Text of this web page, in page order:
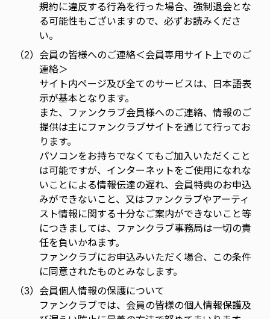
規約に違反する行為を行った場合、強制退会とな
る可能性もございますので、必ずお読みくださ
い。
（2） 会員の皆様へのご連絡＜会員専用サイト上でのご
連絡＞
サイト内ページ及び全てのサービスは、日本語表
示が基本となります。
また、ファンクラブ会員様へのご連絡、情報のご
提供は主にファンクラブサイトを通じて行ってお
ります。
パソコンをお持ちでなくてもご加入いただくこと
は可能ですが、インターネットをご使用になれな
いことによる情報伝達の遅れ、会員特典のお申込
みができないこと、又はファンクラブやアーティ
スト情報に関する十分なご案内ができないこと等
につきましては、ファンクラブ事務局は一切の責
任を負いかねます。
ファンクラブにお申込みいただく場合、この条件
に同意されたものとみなします。
（3） 会員個人情報の保護について
ファンクラブでは、会員の皆様の個人情報保護及